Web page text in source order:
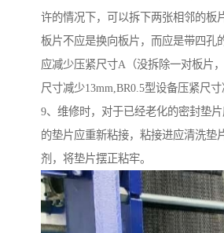
许的情况下，可以拆下两张相邻的板
板片不应是换向板片，而应是带四孔
应减少压紧尺寸A（没拆除一对板片
尺寸减少13mm,BR0.5型设备压紧尺寸
9、维修时，对于已经老化的密封垫
的垫片应重新粘接，粘接进应清洗垫
剂，将垫片摆正粘牢。